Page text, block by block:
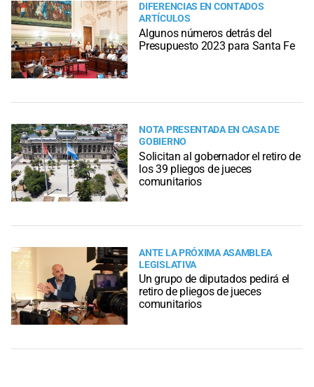
DIFERENCIAS EN CONTADOS
ARTÍCULOS
Algunos números detrás del
Presupuesto 2023 para Santa Fe
NOTA PRESENTADA EN CASA DE
GOBIERNO
Solicitan al gobernador el retiro de
los 39 pliegos de jueces
comunitarios
ANTE LA PRÓXIMA ASAMBLEA
LEGISLATIVA
Un grupo de diputados pedirá el
retiro de pliegos de jueces
comunitarios